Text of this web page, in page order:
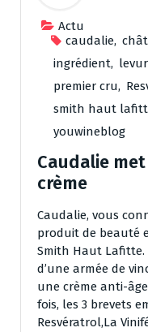
Actu
caudalie,
ingrédient,
premier cru,
smith haut
youwineblog
Caudalie
crème
Caudalie, vous
produit de beauté
Smith Haut Lafitte.
d’une armée de
une crème anti-
fois, les 3 brevets
Resvératrol,La